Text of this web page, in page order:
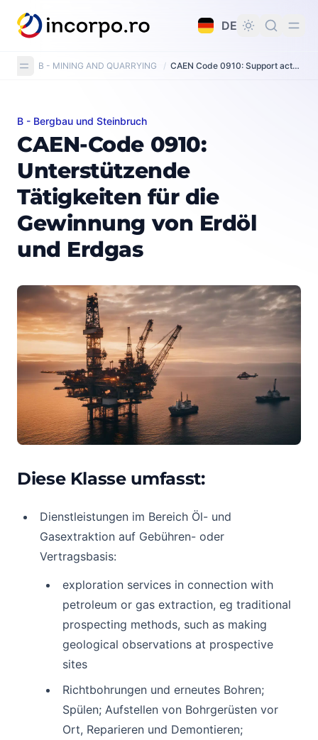
springen
DE
B - MINING AND QUARRYING / CAEN Code 0910: Support activities for petroleum and natural gas extraction
CAEN-Code 0910: Unterstützende Tätigkeiten für die
B - Bergbau und Steinbruch
CAEN-Code 0910:
Unterstützende
Tätigkeiten für die
Gewinnung von Erdöl
und Erdgas
Diese Klasse umfasst:
Dienstleistungen im Bereich Öl- und
Gasextraktion auf Gebühren- oder
Vertragsbasis:
exploration services in connection with
petroleum or gas extraction, eg traditional
prospecting methods, such as making
geological observations at prospective
sites
Richtbohrungen und erneutes Bohren;
Spülen; Aufstellen von Bohrgerüsten vor
Ort, Reparieren und Demontieren;